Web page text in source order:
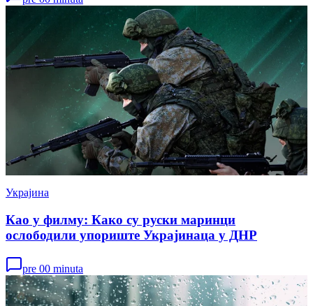
Украјина
Као у филму: Како су руски маринци
ослободили упориште Украјинаца у ДНР
pre 00 minuta